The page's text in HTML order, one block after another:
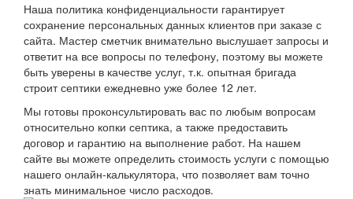
Наша политика конфиденциальности гарантирует
сохранение персональных данных клиентов при заказе с
сайта. Мастер сметчик внимательно выслушает запросы и
ответит на все вопросы по телефону, поэтому вы можете
быть уверены в качестве услуг, т.к. опытная бригада
строит септики ежедневно уже более 12 лет.
Мы готовы проконсультировать вас по любым вопросам
относительно копки септика, а также предоставить
договор и гарантию на выполнение работ. На нашем
сайте вы можете определить стоимость услуги с помощью
нашего онлайн-калькулятора, что позволяет вам точно
знать минимальное число расходов.